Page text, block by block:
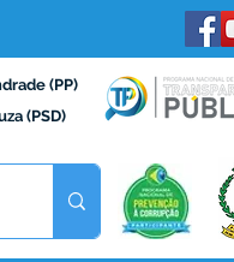
(PP)
(PSD)